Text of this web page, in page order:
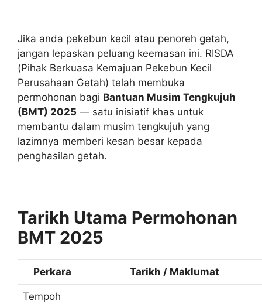
Jika anda pekebun kecil atau penoreh getah,
jangan lepaskan peluang keemasan ini. RISDA
(Pihak Berkuasa Kemajuan Pekebun Kecil
Perusahaan Getah) telah membuka
permohonan bagi Bantuan Musim Tengkujuh
(BMT) 2025 — satu inisiatif khas untuk
membantu dalam musim tengkujuh yang
lazimnya memberi kesan besar kepada
penghasilan getah.
Tarikh Utama Permohonan
BMT 2025
Perkara Tarikh / Maklumat
Tempoh